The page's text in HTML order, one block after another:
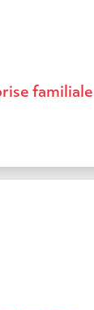
familiale